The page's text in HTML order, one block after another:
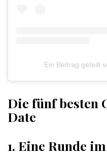
Ein Beitrag geteilt
Die fünf besten
Date
1. Eine Runde